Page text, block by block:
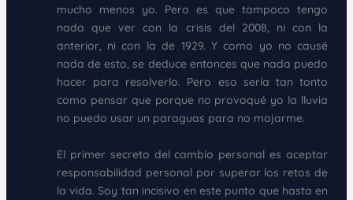
mucho menos yo. Pero es que tampoco tengo
nada que ver con la crisis del 2008, ni con la
anterior, ni con la de 1929. Y como yo no causé
nada de esto, se deduce entonces que nada puedo
hacer para resolverlo. Pero eso sería tan tonto
como pensar que porque no provoqué yo la lluvia
no puedo usar un paraguas para no mojarme.
El primer secreto del cambio personal es aceptar
responsabilidad personal por superar los retos de
la vida. Soy tan incisivo en este punto que hasta en